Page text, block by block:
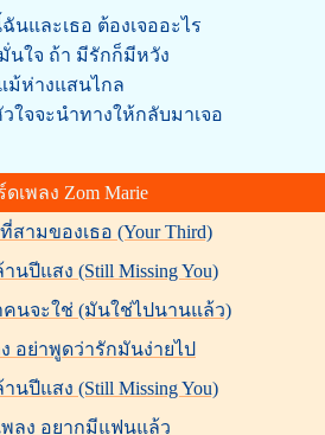
นและเธอ ต้องเจออะไร
นใจ ถ้า มีรักก็มีหวัง
ม้ห่างแสนไกล
ใจจะนำทางให้กลับมาเจอ
เพลง Zom Marie
สามของเธอ (Your Third)
นปีแสง (Still Missing You)
คนจะใช่ (มันใช่ไปนานแล้ว)
อย่าพูดว่ารักมันง่ายไป
นปีแสง (Still Missing You)
พลง อยากมีแฟนแล้ว